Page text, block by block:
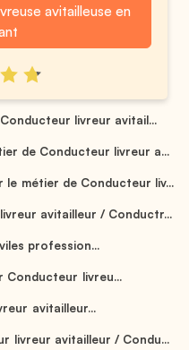
avitailleuse en
livreur avitail...
de Conducteur livreur a...
métier de Conducteur liv...
avitailleur / Conductr...
profession...
Conducteur livreu...
avitailleur...
livreur avitailleur / Condu...